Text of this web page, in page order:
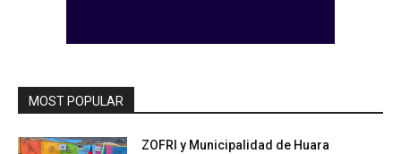
MOST POPULAR
ZOFRI y Municipalidad de Huara